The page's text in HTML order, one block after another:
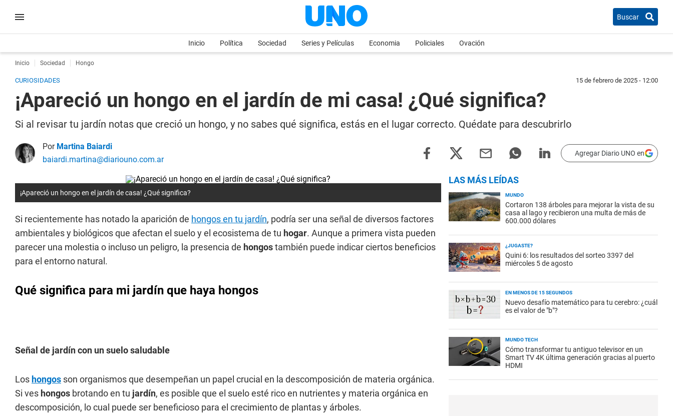
Buscar
Inicio Política Sociedad Series y Películas Economia Policiales Ovación
Inicio Sociedad Hongo
CURIOSIDADES 15 de febrero de 2025 - 12:00
¡Apareció un hongo en el jardín de mi casa! ¿Qué significa?
Si al revisar tu jardín notas que creció un hongo, y no sabes qué significa, estás en el lugar correcto. Quédate para descubrirlo
Por Martina Baiardi
baiardi.martina@diariouno.com.ar
Agregar Diario UNO en
¡Apareció un hongo en el jardín de casa! ¿Qué significa?
Si recientemente has notado la aparición de hongos en tu jardín, podría ser una señal de diversos factores
ambientales y biológicos que afectan el suelo y el ecosistema de tu hogar. Aunque a primera vista pueden
parecer una molestia o incluso un peligro, la presencia de hongostambién puede indicar ciertos beneficios
para el entorno natural.
Qué significa para mi jardín que haya hongos
Señal de jardín con un suelo saludable
Los hongos son organismos que desempeñan un papel crucial en la descomposición de materia orgánica.
Si ves hongos brotando en tu jardín, es posible que el suelo esté rico en nutrientes y materia orgánica en
descomposición, lo cual puede ser beneficioso para el crecimiento de plantas y árboles.
LAS MÁS LEÍDAS
MUNDO
Cortaron 138 árboles para mejorar la vista de su
casa al lago y recibieron una multa de más de
600.000 dólares
¿JUGASTE?
Quini 6: los resultados del sorteo 3397 del
miércoles 5 de agosto
EN MENOS DE 15 SEGUNDOS
Nuevo desafío matemático para tu cerebro: ¿cuál
es el valor de "b"?
MUNDO TECH
Cómo transformar tu antiguo televisor en un
Smart TV 4K última generación gracias al puerto
HDMI